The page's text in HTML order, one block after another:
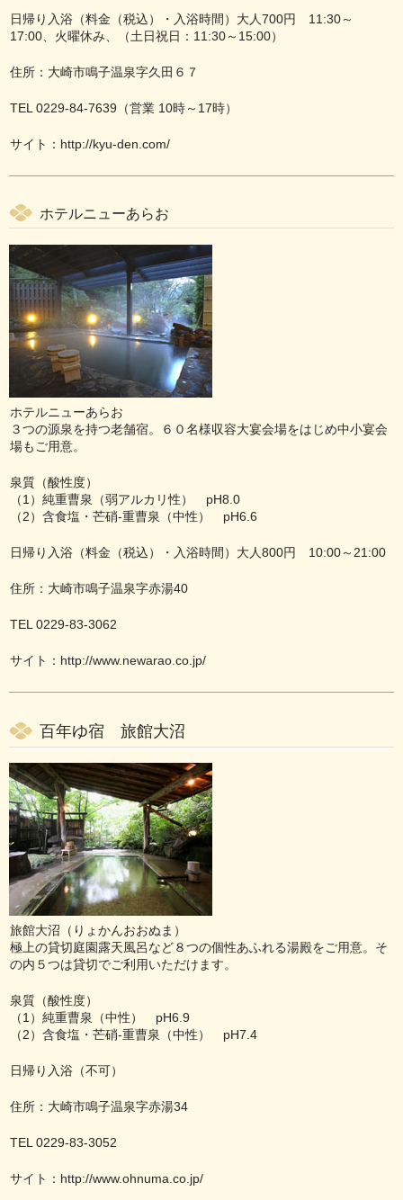
日帰り入浴（料金（税込）・入浴時間）大人700円 11:30～
17:00、火曜休み、（土日祝日：11:30～15:00）
住所：大崎市鳴子温泉字久田６７
TEL 0229-84-7639（営業 10時～17時）
サイト： http://kyu-den.com/
ホテルニューあらお
ホテルニューあらお
３つの源泉を持つ老舗宿。６０名様収容大宴会場をはじめ中小宴会
場もご用意。
泉質（酸性度）
（1）純重曹泉（弱アルカリ性） pH8.0
（2）含食塩・芒硝-重曹泉（中性） pH6.6
日帰り入浴（料金（税込）・入浴時間）大人800円 10:00～21:00
住所：大崎市鳴子温泉字赤湯40
TEL 0229-83-3062
サイト： http://www.newarao.co.jp/
百年ゆ宿 旅館大沼
旅館大沼（りょかんおおぬま）
極上の貸切庭園露天風呂など８つの個性あふれる湯殿をご用意。そ
の内５つは貸切でご利用いただけます。
泉質（酸性度）
（1）純重曹泉（中性） pH6.9
（2）含食塩・芒硝-重曹泉（中性） pH7.4
日帰り入浴（不可）
住所：大崎市鳴子温泉字赤湯34
TEL 0229-83-3052
サイト： http://www.ohnuma.co.jp/